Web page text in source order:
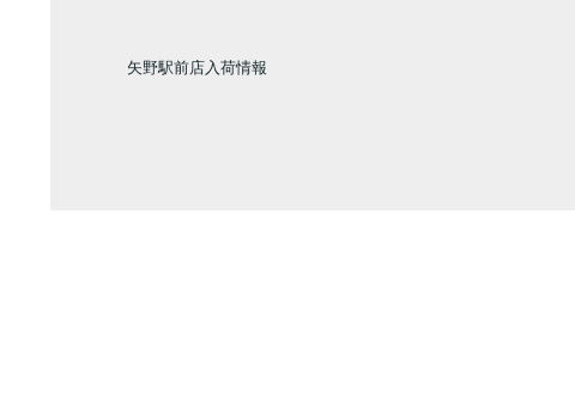
矢野駅前店入荷情報